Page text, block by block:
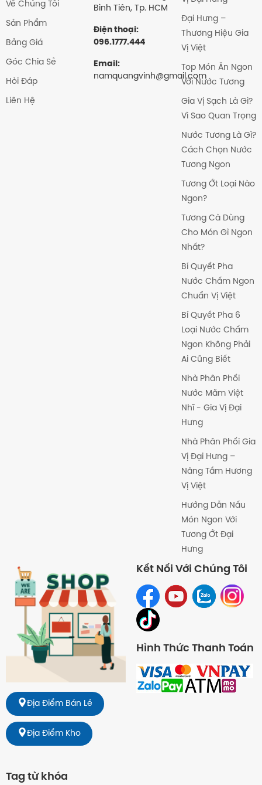
Về Chúng Tôi
Sản Phẩm
Bảng Giá
Góc Chia Sẻ
Hỏi Đáp
Liên Hệ
Bình Tiên, Tp. HCM
Điện thoại:
096.1777.444
Email:
namquangvinh@gmail.com
Đại Hưng –
Thương Hiệu Gia
Vị Việt
Top Món Ăn Ngon
Với Nước Tương
Gia Vị Sạch Là Gì?
Vì Sao Quan Trọng
Nước Tương Là Gì?
Cách Chọn Nước
Tương Ngon
Tương Ớt Loại Nào
Ngon?
Tương Cà Dùng
Cho Món Gì Ngon
Nhất?
Bí Quyết Pha
Nước Chấm Ngon
Chuẩn Vị Việt
Bí Quyết Pha 6
Loại Nước Chấm
Ngon Không Phải
Ai Cũng Biết
Nhà Phân Phối
Nước Măm Việt
Nhĩ - Gia Vị Đại
Hưng
Nhà Phân Phối Gia
Vị Đại Hưng –
Nâng Tầm Hương
Vị Việt
Hướng Dẫn Nấu
Món Ngon Với
Tương Ớt Đại
Hưng
Địa Điểm Bán Lẻ
Địa Điểm Kho
Kết Nối Với Chúng Tôi
Hình Thức Thanh Toán
Tag từ khóa